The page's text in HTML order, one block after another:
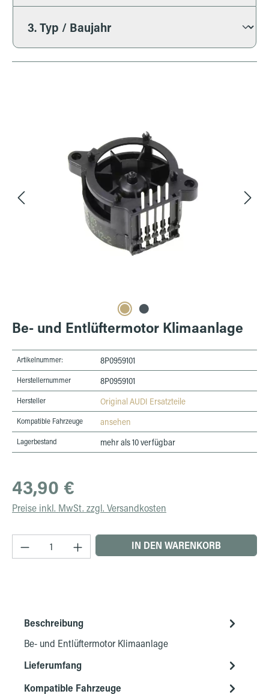
Be- und Entlüftermotor Klimaanlage
Artikelnummer: 8P0959101
Herstellernummer 8P0959101
Hersteller Original AUDI Ersatzteile
Kompatible Fahrzeuge ansehen
Lagerbestand mehr als 10 verfügbar
Regulärer Preis:
43,90 €
Preise inkl. MwSt. zzgl. Versandkosten
Produkt Anzahl: Gib den gewünschten Wert
IN DEN WARENKORB
Beschreibung
Be- und Entlüftermotor Klimaanlage
Lieferumfang
Kompatible Fahrzeuge